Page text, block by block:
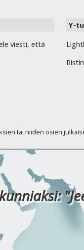
viesti, että
Y-
tai niiden osien